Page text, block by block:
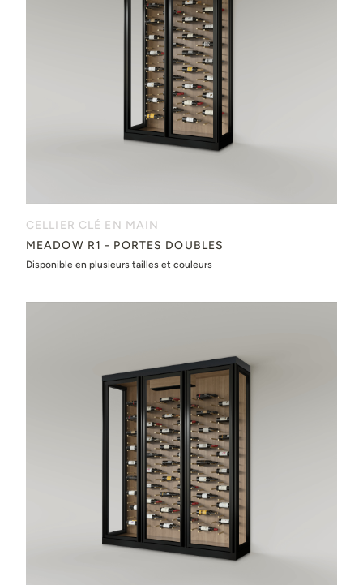
CELLIER CLÉ EN MAIN
MEADOW R1 - PORTES DOUBLES
Disponible en plusieurs tailles et couleurs